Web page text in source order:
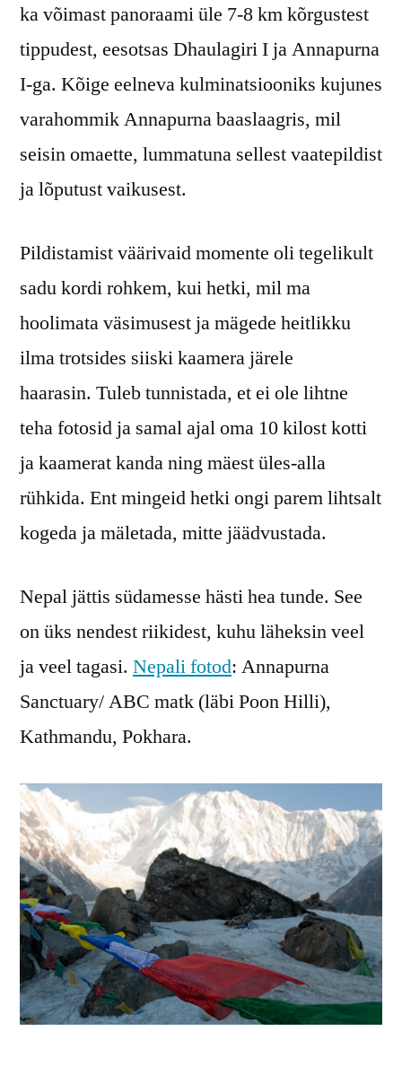
ka võimast panoraami üle 7-8 km kõrgustest
tippudest, eesotsas Dhaulagiri I ja Annapurna
I-ga. Kõige eelneva kulminatsiooniks kujunes
varahommik Annapurna baaslaagris, mil
seisin omaette, lummatuna sellest vaatepildist
ja lõputust vaikusest.
Pildistamist väärivaid momente oli tegelikult
sadu kordi rohkem, kui hetki, mil ma
hoolimata väsimusest ja mägede heitlikku
ilma trotsides siiski kaamera järele
haarasin. Tuleb tunnistada, et ei ole lihtne
teha fotosid ja samal ajal oma 10 kilost kotti
ja kaamerat kanda ning mäest üles-alla
rühkida. Ent mingeid hetki ongi parem lihtsalt
kogeda ja mäletada, mitte jäädvustada.
Nepal jättis südamesse hästi hea tunde. See
on üks nendest riikidest, kuhu läheksin veel
ja veel tagasi. Nepali fotod: Annapurna
Sanctuary/ ABC matk (läbi Poon Hilli),
Kathmandu, Pokhara.